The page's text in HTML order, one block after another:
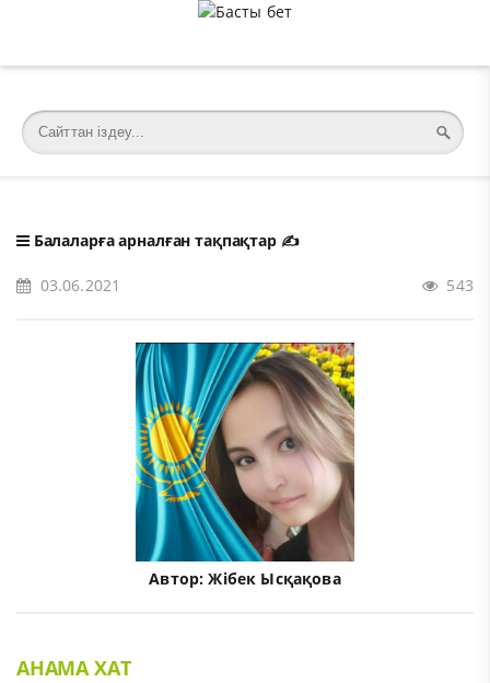
Балаларға арналған тақпақтар✍️
03.06.2021 543
Автор:Жібек Ысқақова
АНАМА ХАТ